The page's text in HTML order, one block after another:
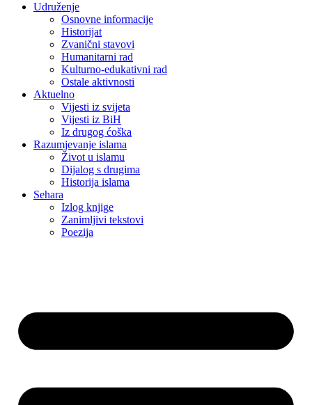
Udruženje
Osnovne informacije
Historijat
Zvanični stavovi
Humanitarni rad
Kulturno-edukativni rad
Ostale aktivnosti
Aktuelno
Vijesti iz svijeta
Vijesti iz BiH
Iz drugog ćoška
Razumjevanje islama
Život u islamu
Dijalog s drugima
Historija islama
Sehara
Izlog knjige
Zanimljivi tekstovi
Poezija